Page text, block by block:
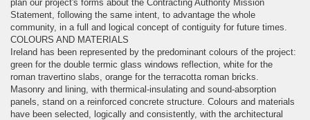
plan our project's forms about the Contracting Authority Mission
Statement, following the same intent, to advantage the whole
community, in a full and logical concept of contiguity for future times.
COLOURS AND MATERIALS
Ireland has been represented by the predominant colours of the project:
green for the double termic glass windows reflection, white for the
roman travertino slabs, orange for the terracotta roman bricks.
Masonry and lining, with thermical-insulating and sound-absorption
panels, stand on a reinforced concrete structure. Colours and materials
have been selected, logically and consistently, with the architectural